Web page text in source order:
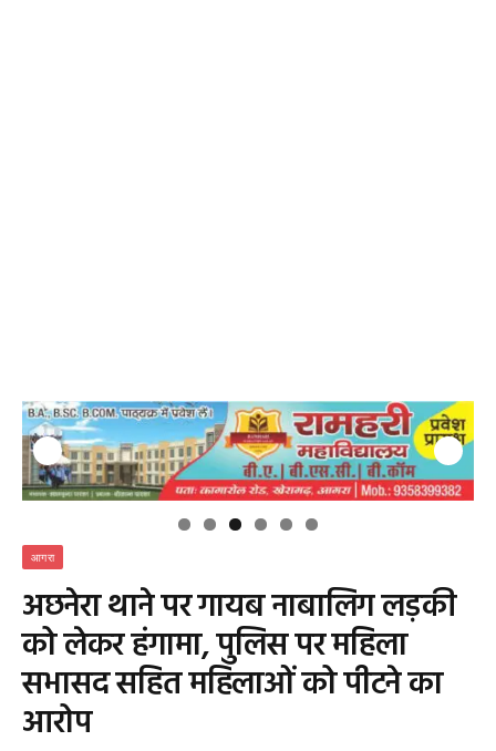
आगरा
अछनेरा थाने पर गायब नाबालिग लड़की
को लेकर हंगामा, पुलिस पर महिला
सभासद सहित महिलाओं को पीटने का
आरोप